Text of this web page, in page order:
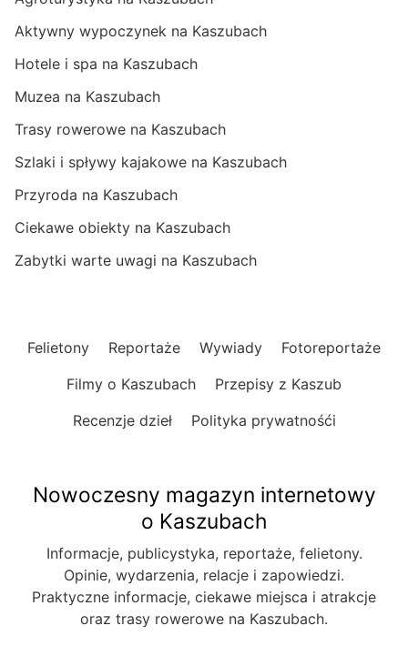
Aktywny wypoczynek na Kaszubach
Hotele i spa na Kaszubach
Muzea na Kaszubach
Trasy rowerowe na Kaszubach
Szlaki i spływy kajakowe na Kaszubach
Przyroda na Kaszubach
Ciekawe obiekty na Kaszubach
Zabytki warte uwagi na Kaszubach
Felietony Reportaże Wywiady
Fotoreportaże
Filmy o Kaszubach
Przepisy z Kaszub
Recenzje dzieł
Polityka prywatnośći
Nowoczesny magazyn internetowy
o Kaszubach
Informacje, publicystyka, reportaże, felietony.
Opinie, wydarzenia, relacje i zapowiedzi.
Praktyczne informacje, ciekawe miejsca i atrakcje
oraz trasy rowerowe na Kaszubach.